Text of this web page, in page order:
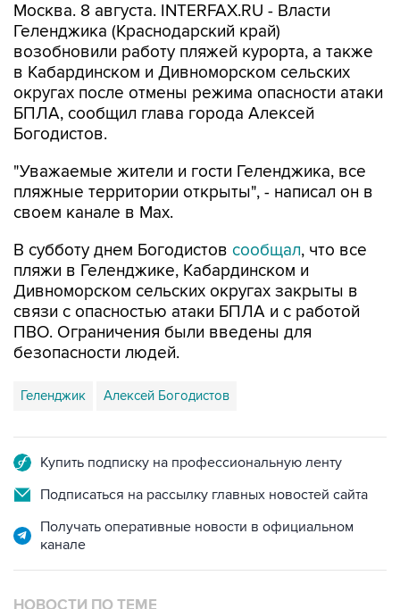
Москва. 8 августа. INTERFAX.RU - Власти
Геленджика (Краснодарский край)
возобновили работу пляжей курорта, а также
в Кабардинском и Дивноморском сельских
округах после отмены режима опасности атаки
БПЛА, сообщил глава города Алексей
Богодистов.
"Уважаемые жители и гости Геленджика, все
пляжные территории открыты", - написал он в
своем канале в Max.
В субботу днем Богодистов сообщал, что все
пляжи в Геленджике, Кабардинском и
Дивноморском сельских округах закрыты в
связи с опасностью атаки БПЛА и с работой
ПВО. Ограничения были введены для
безопасности людей.
Геленджик Алексей Богодистов
Купить подписку на профессиональную ленту
Подписаться на рассылку главных новостей сайта
Получать оперативные новости в официальном
канале